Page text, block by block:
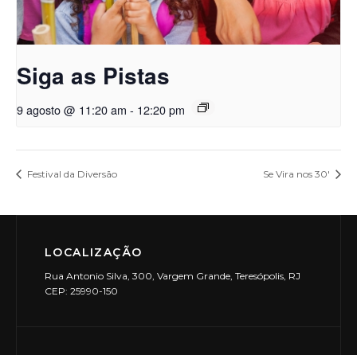
Siga as Pistas
9 agosto @ 11:20 am - 12:20 pm
Festival da Diversão Se Vira nos 30′
LOCALIZAÇÃO
Rua Antonio Silva, 300, Vargem Grande, Teresópolis, RJ
CEP: 25990-150